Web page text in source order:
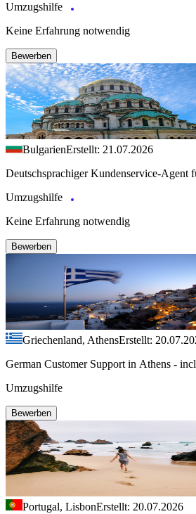
Umzugshilfe
Keine Erfahrung notwendig
Bewerben
BulgarienErstellt: 21.07.2026
Deutschsprachiger Kundenservice-Agent
Umzugshilfe
Keine Erfahrung notwendig
Bewerben
Griechenland, AthensErstellt:
German Customer Support in Athens -
Umzugshilfe
Bewerben
Portugal, LisbonErstellt: 20.07.2026